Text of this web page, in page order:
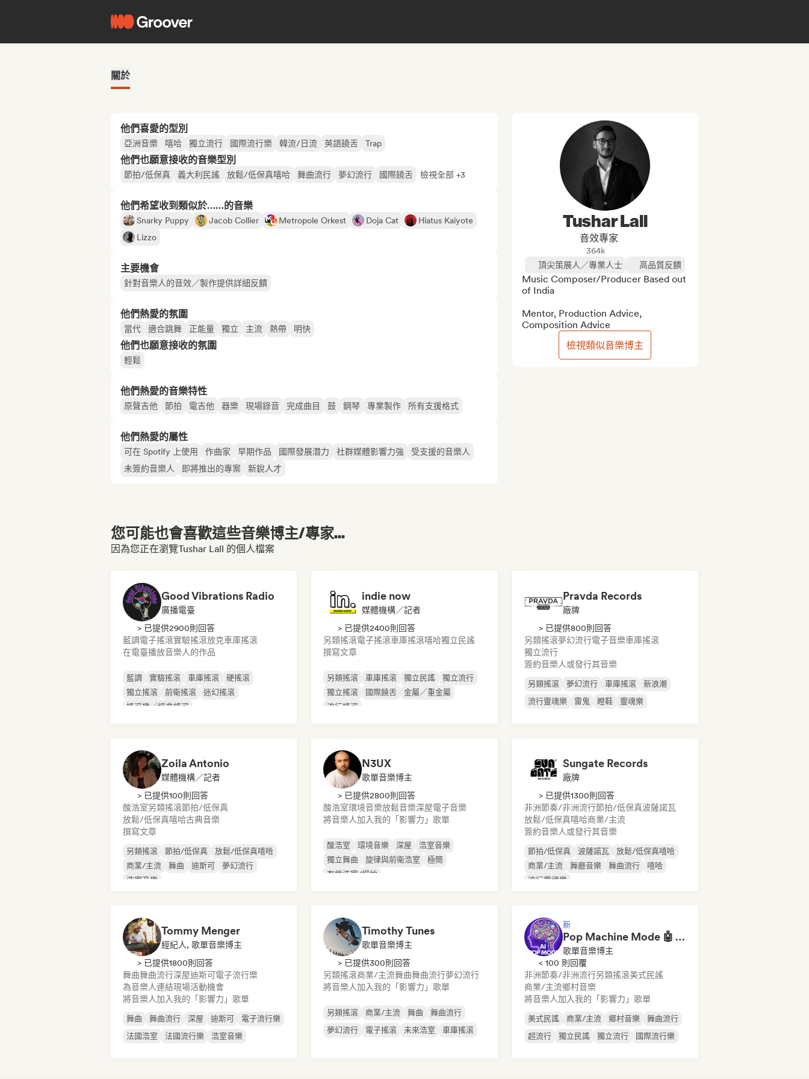
關於
他們喜愛的型別
亞洲音樂 嘻哈 獨立流行 國際流行樂 韓流/日流 英語饒舌 Trap
他們也願意接收的音樂型別
節拍/低保真 義大利民謠 放鬆/低保真嘻哈 舞曲流行 夢幻流行 國際饒舌 檢視全部 +3
他們希望收到類似於……的音樂
Snarky Puppy Jacob Collier Metropole Orkest Doja Cat
Hiatus Kaiyote
Lizzo
主要機會
針對音樂人的音效／製作提供詳細反饋
他們熱愛的氛圍
當代 適合跳舞 正能量 獨立 主流 熱帶 明快
他們也願意接收的氛圍
輕鬆
他們熱愛的音樂特性
原聲吉他 節拍 電吉他 器樂 現場錄音 完成曲目 鼓 鋼琴 專業製作 所有支援格式
他們熱愛的屬性
可在 Spotify 上使用 作曲家 早期作品 國際發展潛力 社群媒體影響力強
受支援的音樂人
未簽約音樂人
即將推出的專案 新銳人才
Tushar Lall
音效專家
364k
頂尖策展人／專業人士
高品質反饋
Music Composer/Producer Based out
of India
Mentor, Production Advice,
Composition Advice
檢視類似音樂博主
您可能也會喜歡這些音樂博主/專家...
因為您正在瀏覽Tushar Lall 的個人檔案
Good Vibrations Radio
廣播電臺
> 已提供2900則回答
藍調電子搖滾實驗搖滾放克車庫搖滾
在電臺播放音樂人的作品
藍調 實驗搖滾 車庫搖滾
硬搖滾
獨立搖滾
前衛搖滾
迷幻搖滾
搖滾樂／經典搖滾
indie now
媒體機構／記者
> 已提供2400則回答
另類搖滾電子搖滾車庫搖滾嘻哈獨立民謠
撰寫文章
另類搖滾 車庫搖滾 獨立民謠
獨立流行
獨立搖滾
國際饒舌
金屬／重金屬
流行搖滾
Pravda Records
廠牌
> 已提供800則回答
另類搖滾夢幻流行電子音樂車庫搖滾
獨立流行
簽約音樂人或發行其音樂
另類搖滾 夢幻流行 車庫搖滾
新浪潮
流行靈魂樂
雷鬼 瞪鞋 靈魂樂
Zoila Antonio
媒體機構／記者
> 已提供100則回答
酸浩室另類搖滾節拍/低保真
放鬆/低保真嘻哈古典音樂
撰寫文章
另類搖滾 節拍/低保真
放鬆/低保真嘻哈
商業/主流
舞曲 迪斯可
夢幻流行
浩室音樂
N3UX
歌單音樂博主
> 已提供2800則回答
酸浩室環境音樂放鬆音樂深屋電子音樂
將音樂人加入我的「影響力」歌單
酸浩室 環境音樂 深屋
浩室音樂
獨立舞曲
旋律與前衛浩室
極簡
有機浩室/慢拍
Sungate Records
廠牌
> 已提供1300則回答
非洲節奏/非洲流行節拍/低保真波薩諾瓦
放鬆/低保真嘻哈商業/主流
簽約音樂人或發行其音樂
節拍/低保真 波薩諾瓦
放鬆/低保真嘻哈
商業/主流
舞廳音樂 舞曲流行
嘻哈
流行靈魂樂
Tommy Menger
經紀人, 歌單音樂博主
> 已提供1800則回答
舞曲舞曲流行深屋迪斯可電子流行樂
為音樂人連結現場活動機會
將音樂人加入我的「影響力」歌單
舞曲 舞曲流行 深屋 迪斯可
電子流行樂
法國浩室
法國流行樂 浩室音樂
Timothy Tunes
歌單音樂博主
> 已提供300則回答
另類搖滾商業/主流舞曲舞曲流行夢幻流行
將音樂人加入我的「影響力」歌單
另類搖滾 商業/主流 舞曲
舞曲流行
夢幻流行
電子搖滾 未來浩室 車庫搖滾
新
Pop Machine Mode 🤖 AI Music, Indie Pop & Dream Pop
歌單音樂博主
< 100 則回覆
非洲節奏/非洲流行另類搖滾美式民謠
商業/主流鄉村音樂
將音樂人加入我的「影響力」歌單
美式民謠 商業/主流 鄉村音樂
舞曲流行
超流行
獨立民謠 獨立流行 國際流行樂